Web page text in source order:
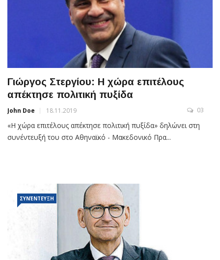
Γιώργος Στεργίου: Η χώρα επιτέλους
απέκτησε πολιτική πυξίδα
John Doe 18.11.2019 03
«Η χώρα επιτέλους απέκτησε πολιτική πυξίδα» δηλώνει στη
συνέντευξή του στο Αθηναϊκό - Μακεδονικό Πρα...
ΣΥΝΈΝΤΕΥΞΗ